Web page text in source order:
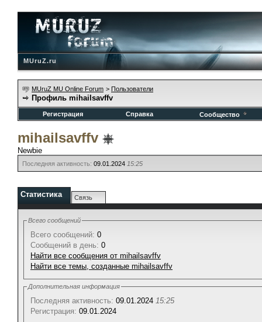
MUruZ.ru
MUruZ MU Online Forum > Пользователи
Профиль mihailsavffv
Регистрация Справка Сообщество
mihailsavffv
Newbie
Последняя активность: 09.01.2024 15:25
Статистика Связь
Всего сообщений
Всего сообщений: 0
Сообщений в день: 0
Найти все сообщения от mihailsavffv
Найти все темы, созданные mihailsavffv
Дополнительная информация
Последняя активность: 09.01.2024 15:25
Регистрация: 09.01.2024